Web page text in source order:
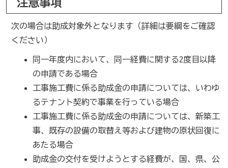
次の場合は助成対象外となります（詳細は要綱をご確認
ください）
同一年度内において、同一経費に関する2度目以降
の申請である場合
工事施工費に係る助成金の申請については、いわゆ
るテナント契約で事業を行っている場合
工事施工費に係る助成金の申請については、新築工
事、既存の設備の取替え等および建物の原状回復に
あたる場合
助成金の交付を受けようとする経費が、国、県、公